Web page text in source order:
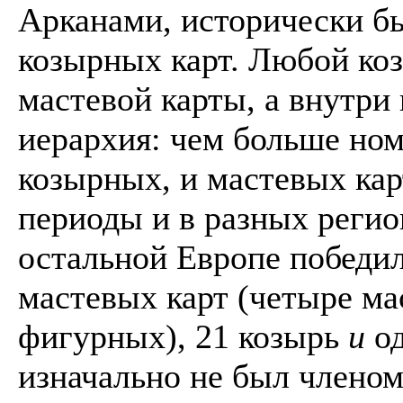
Арканами, исторически
козырных карт. Любой
мастевой карты, а
иерархия: чем больше
козырных, и мастевых
периоды и в разных
остальной Европе
мастевых карт (четыре
фигурных), 21 козырь и
изначально не был